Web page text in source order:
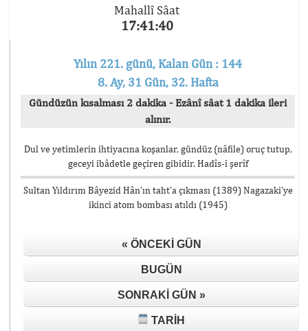
Mahallî Sâat
17:41:40
Yılın 221. günü, Kalan Gün : 144
8. Ay, 31 Gün, 32. Hafta
Gündüzün kısalması 2 dakika - Ezânî sâat 1 dakika ileri
alınır.
Dul ve yetimlerin ihtiyacına koşanlar, gündüz (nâfile) oruç tutup,
geceyi ibâdetle geçiren gibidir. Hadîs-i şerîf
Sultan Yıldırım Bâyezid Hân’ın taht’a çıkması (1389) Nagazaki’ye
ikinci atom bombası atıldı (1945)
« ÖNCEKI GÜN
BUGÜN
SONRAKI GÜN »
TARIH